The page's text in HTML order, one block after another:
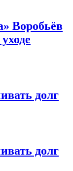
Воробьёв
долг
долг